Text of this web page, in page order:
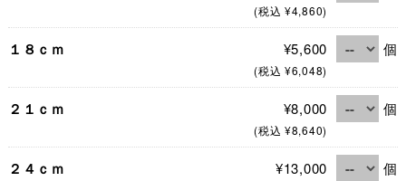
(税込 ¥4,860)
１８ｃｍ ¥5,600
(税込 ¥6,048)
個
２１ｃｍ ¥8,000
(税込 ¥8,640)
個
２４ｃｍ ¥13,000 個